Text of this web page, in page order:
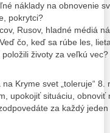
náklady na obnovenie
pokrytci?
Rusov, hladné médiá
čo, keď sa rúbe les,
životy za veľkú
Kryme svet „toleruje“
upokojiť situáciu, obnoviť
za každý